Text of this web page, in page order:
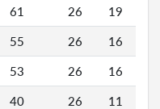
61 26 19
55 26 16
53 26 16
40 26 11